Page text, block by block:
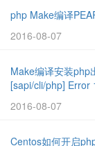
php Make编译
2016-08-07
Make编译安装php
[sapi/cli/php] Error
2016-08-07
Centos如何开启